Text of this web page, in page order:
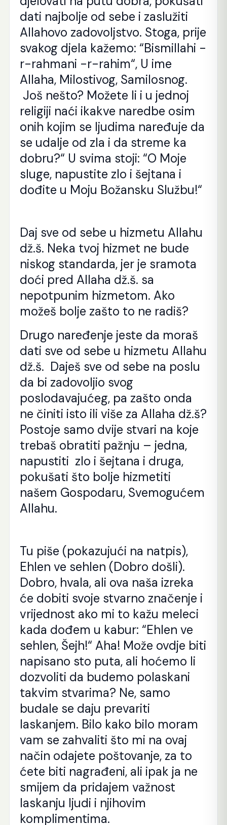
dati najbolje od sebe i zaslužiti
Allahovo zadovoljstvo. Stoga, prije
svakog djela kažemo: “Bismillahi -
r-rahmani -r-rahim“, U ime
Allaha, Milostivog, Samilosnog.
Još nešto? Možete li i u jednoj
religiji naći ikakve naredbe osim
onih kojim se ljudima naređuje da
se udalje od zla i da streme ka
dobru?“ U svima stoji: “O Moje
sluge, napustite zlo i šejtana i
dođite u Moju Božansku Službu!“
Daj sve od sebe u hizmetu Allahu
dž.š. Neka tvoj hizmet ne bude
niskog standarda, jer je sramota
doći pred Allaha dž.š. sa
nepotpunim hizmetom. Ako
možeš bolje zašto to ne radiš?
Drugo naređenje jeste da moraš
dati sve od sebe u hizmetu Allahu
dž.š. Daješ sve od sebe na poslu
da bi zadovoljio svog
poslodavajućeg, pa zašto onda
ne činiti isto ili više za Allaha dž.š?
Postoje samo dvije stvari na koje
trebaš obratiti pažnju – jedna,
napustiti zlo i šejtana i druga,
pokušati što bolje hizmetiti
našem Gospodaru, Svemogućem
Allahu.
Tu piše (pokazujući na natpis),
Ehlen ve sehlen (Dobro došli).
Dobro, hvala, ali ova naša izreka
će dobiti svoje stvarno značenje i
vrijednost ako mi to kažu meleci
kada dođem u kabur: “Ehlen ve
sehlen, Šejh!“ Aha! Može ovdje biti
napisano sto puta, ali hoćemo li
dozvoliti da budemo polaskani
takvim stvarima? Ne, samo
budale se daju prevariti
laskanjem. Bilo kako bilo moram
vam se zahvaliti što mi na ovaj
način odajete poštovanje, za to
ćete biti nagrađeni, ali ipak ja ne
smijem da pridajem važnost
laskanju ljudi i njihovim
komplimentima.